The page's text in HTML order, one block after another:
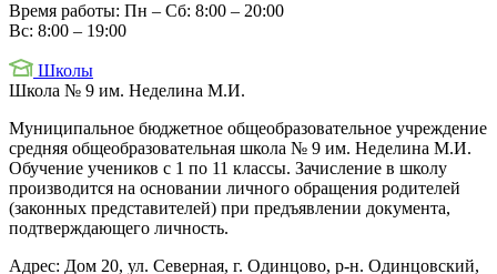
Время работы: Пн – Сб: 8:00 – 20:00
Вс: 8:00 – 19:00
Школы
Школа № 9 им. Неделина М.И.
Муниципальное бюджетное общеобразовательное учреждение
средняя общеобразовательная школа № 9 им. Неделина М.И.
Обучение учеников с 1 по 11 классы. Зачисление в школу
производится на основании личного обращения родителей
(законных представителей) при предъявлении документа,
подтверждающего личность.
Адрес: Дом 20, ул. Северная, г. Одинцово, р-н. Одинцовский,